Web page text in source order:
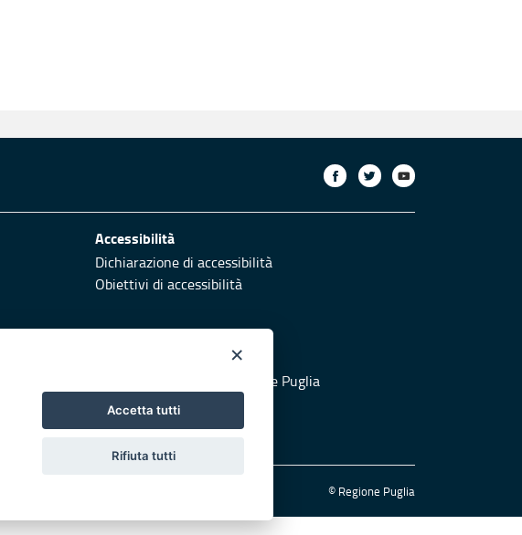
Accessibilità
Dichiarazione di accessibilità
Obiettivi di accessibilità
Vai al sito di Protezione Civile Puglia
© Regione Puglia
×
Accetta tutti
Rifiuta tutti